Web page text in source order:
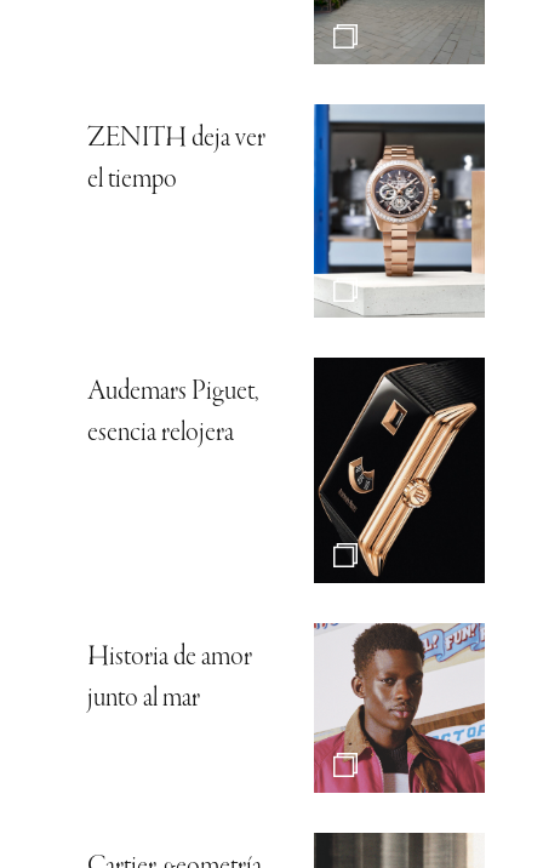
ZENITH deja ver
el tiempo
Audemars Piguet,
esencia relojera
Historia de amor
junto al mar